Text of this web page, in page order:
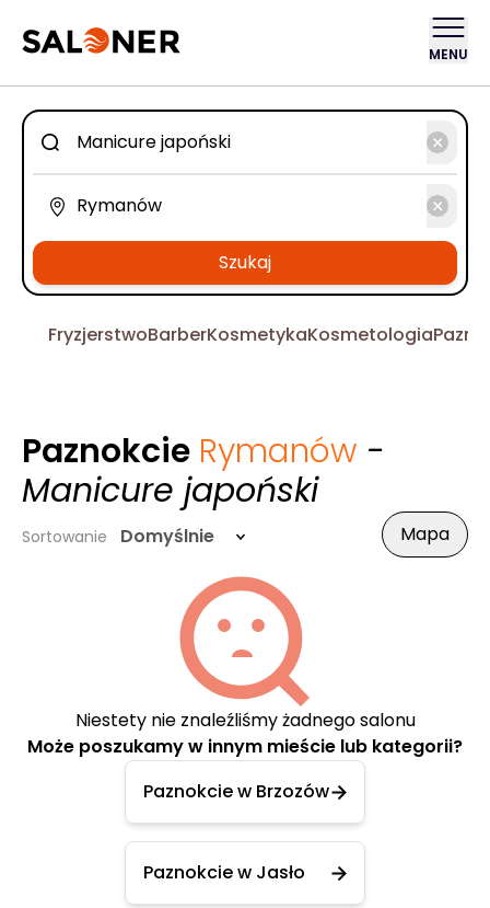
MENU
Szukaj
FryzjerstwoBarberKosmetykaKosmetologia
Paznokcie Rymanów -
Manicure japoński
Sortowanie Domyślnie Mapa
Niestety nie znaleźliśmy żadnego salonu
Może poszukamy w innym mieście lub kategorii?
Paznokcie w Brzozów
Paznokcie w Jasło